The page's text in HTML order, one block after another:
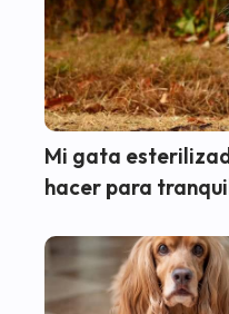
Mi gata
hacer para